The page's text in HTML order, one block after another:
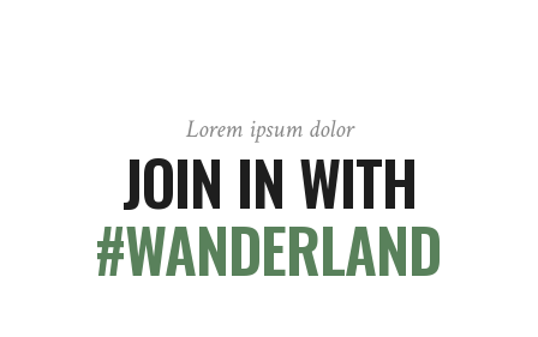
Lorem ipsum dolor
JOIN IN WITH
#WANDERLAND